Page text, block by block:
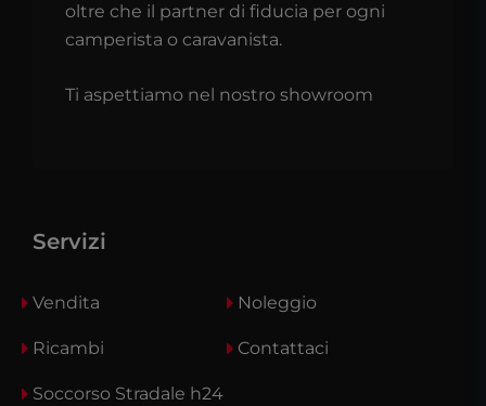
oltre che il partner di fiducia per ogni
camperista o caravanista.
Ti aspettiamo nel nostro showroom
Servizi
Vendita Noleggio
Ricambi Contattaci
Soccorso Stradale h24